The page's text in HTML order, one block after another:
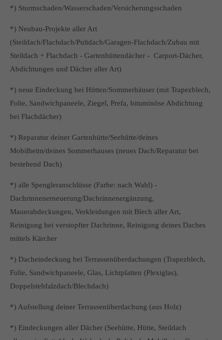
*) Sturmschaden/Wasserschaden/Versicherungsschaden
*) Neubau-Projekte aller Art
(Steildach/Flachdach/Pultdach/Garagen-Flachdach/Zubau mit
Steildach + Flachdach - Gartenhüttendächer - Carport-Dächer,
Abdichtungen und Dächer aller Art)
*) neue Eindeckung bei Hütten/Sommerhäuser (mit Trapezblech,
Folie, Sandwichpaneele, Ziegel, Prefa, bituminöse Abdichtung
bei Flachdächer)
*) Reparatur deiner Gartenhütte/Seehütte/deines
Mobilheim/deines Sommerhauses (neues Dach/Reparatur bei
bestehend Dach)
*) alle Spengleranschlüsse (Farbe: nach Wahl) -
Dachrinnenerneuerung/Dachrinnenergänzung,
Mauerabdeckungen, Verkleidungen mit Blech aller Art,
Reinigung bei verstopfter Dachrinne, Reinigung deines Daches
mittels Kärcher
*) Dacheindeckung bei Terrassenüberdachungen (Trapezblech,
Folie, Sandwichpaneele, Glas, Lichtplatten (Plexiglas),
Doppelstehfalzdach/Blechdach)
*) Aufstellung deiner Terrassenüberdachung (aus Holz)
*) Eindeckungen aller Dächer (Seehütte, Hütte, Steildach